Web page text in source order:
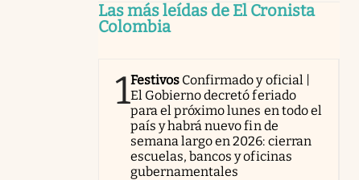
Las más leídas de El Cronista
Colombia
1Festivos Confirmado y oficial |
El Gobierno decretó feriado
para el próximo lunes en todo el
país y habrá nuevo fin de
semana largo en 2026: cierran
escuelas, bancos y oficinas
gubernamentales